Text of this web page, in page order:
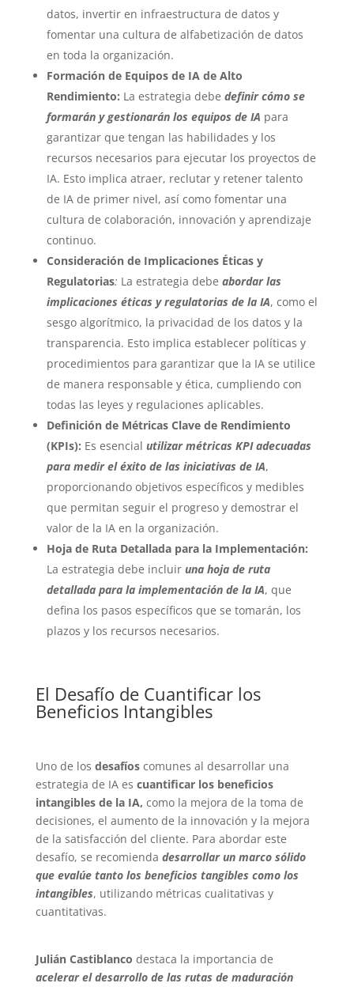
datos, invertir en infraestructura de datos y
fomentar una cultura de alfabetización de datos
en toda la organización.
Formación de Equipos de IA de Alto
Rendimiento: La estrategia debe definir cómo se
formarán y gestionarán los equipos de IA para
garantizar que tengan las habilidades y los
recursos necesarios para ejecutar los proyectos de
IA. Esto implica atraer, reclutar y retener talento
de IA de primer nivel, así como fomentar una
cultura de colaboración, innovación y aprendizaje
continuo.
Consideración de Implicaciones Éticas y
Regulatorias: La estrategia debe abordar las
implicaciones éticas y regulatorias de la IA, como el
sesgo algorítmico, la privacidad de los datos y la
transparencia. Esto implica establecer políticas y
procedimientos para garantizar que la IA se utilice
de manera responsable y ética, cumpliendo con
todas las leyes y regulaciones aplicables.
Definición de Métricas Clave de Rendimiento
(KPIs): Es esencial utilizar métricas KPI adecuadas
para medir el éxito de las iniciativas de IA,
proporcionando objetivos específicos y medibles
que permitan seguir el progreso y demostrar el
valor de la IA en la organización.
Hoja de Ruta Detallada para la Implementación:
La estrategia debe incluir una hoja de ruta
detallada para la implementación de la IA, que
defina los pasos específicos que se tomarán, los
plazos y los recursos necesarios.
El Desafío de Cuantificar los
Beneficios Intangibles
Uno de los desafíos comunes al desarrollar una
estrategia de IA es cuantificar los beneficios
intangibles de la IA, como la mejora de la toma de
decisiones, el aumento de la innovación y la mejora
de la satisfacción del cliente. Para abordar este
desafío, se recomienda desarrollar un marco sólido
que evalúe tanto los beneficios tangibles como los
intangibles, utilizando métricas cualitativas y
cuantitativas.
Julián Castiblanco destaca la importancia de
acelerar el desarrollo de las rutas de maduración